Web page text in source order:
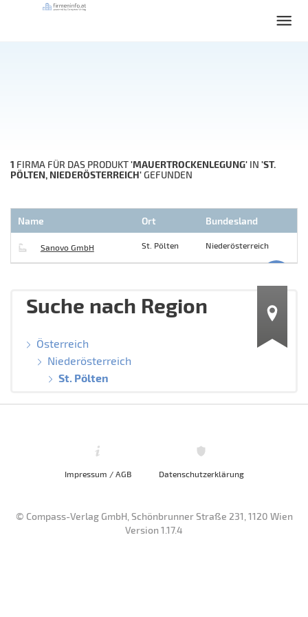
1 FIRMA FÜR DAS PRODUKT'MAUERTROCKENLEGUNG' IN 'ST.
PÖLTEN, NIEDERÖSTERREICH'GEFUNDEN
Name Ort Bundesland
Sanovo GmbH St. Pölten Niederösterreich
Suche nach Region
Österreich
Niederösterreich
St. Pölten
Impressum / AGB Datenschutzerklärung
© Compass-Verlag GmbH, Schönbrunner Straße 231, 1120 Wien
Version 1.17.4